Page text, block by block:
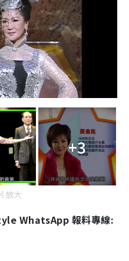
+3
放大
WhatsApp 報料專線: